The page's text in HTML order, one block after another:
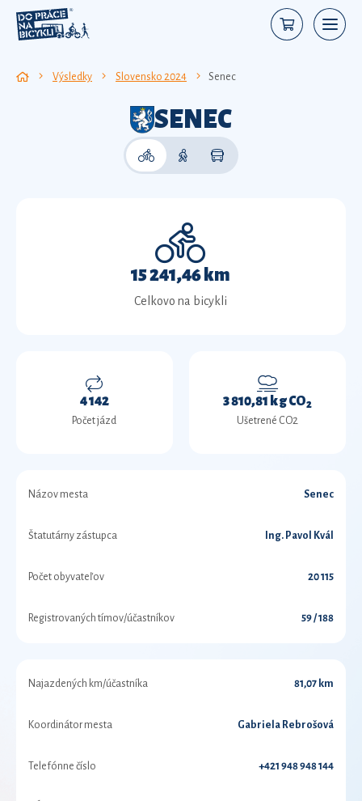
Výsledky Slovensko 2024 Senec
SENEC
15 241,46 km
Celkovo na bicykli
4 142
Počet jázd
3 810,81 kg CO2
Ušetrené CO2
Názov mesta Senec
Štatutárny zástupca Ing. Pavol Kvál
Počet obyvateľov 20 115
Registrovaných tímov/účastníkov 59 / 188
Najazdených km/účastníka 81,07 km
Koordinátor mesta Gabriela Rebrošová
Telefónne číslo +421 948 948 144